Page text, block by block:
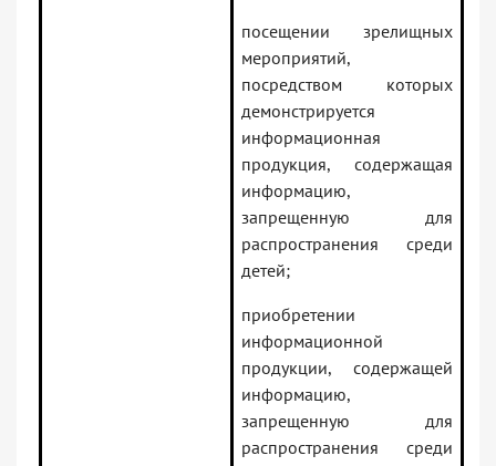
посещении зрелищных
мероприятий,
посредством которых
демонстрируется
информационная
продукция, содержащая
информацию,
запрещенную для
распространения среди
детей;
приобретении
информационной
продукции, содержащей
информацию,
запрещенную для
распространения среди